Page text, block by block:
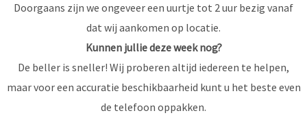
Doorgaans zijn we ongeveer een uurtje tot 2 uur bezig vanaf
dat wij aankomen op locatie.
Kunnen jullie deze week nog?
De beller is sneller! Wij proberen altijd iedereen te helpen,
maar voor een accuratie beschikbaarheid kunt u het beste even
de telefoon oppakken.